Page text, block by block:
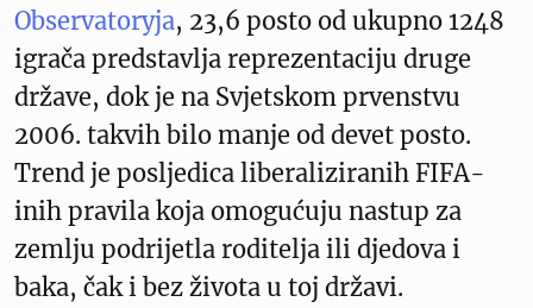
Observatoryja, 23,6 posto od ukupno 1248
igrača predstavlja reprezentaciju druge
države, dok je na Svjetskom prvenstvu
2006. takvih bilo manje od devet posto.
Trend je posljedica liberaliziranih FIFA-
inih pravila koja omogućuju nastup za
zemlju podrijetla roditelja ili djedova i
baka, čak i bez života u toj državi.